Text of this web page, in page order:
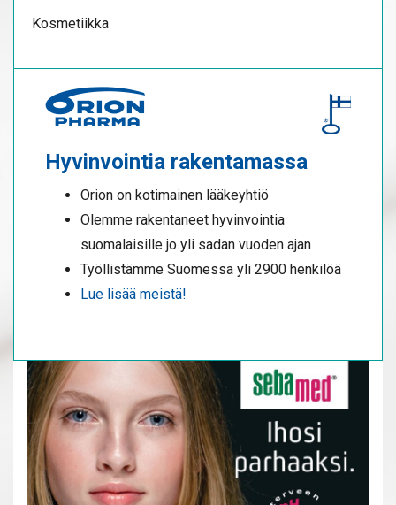
Kosmetiikka
Hyvinvointia rakentamassa
Orion on kotimainen lääkeyhtiö
Olemme rakentaneet hyvinvointia
suomalaisille jo yli sadan vuoden ajan
Työllistämme Suomessa yli 2900 henkilöä
Lue lisää meistä!